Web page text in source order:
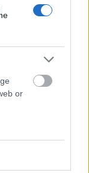
or
ÁTLAGOSAK
LENNI?
való foglalkozás,
és az
tudás átadása,